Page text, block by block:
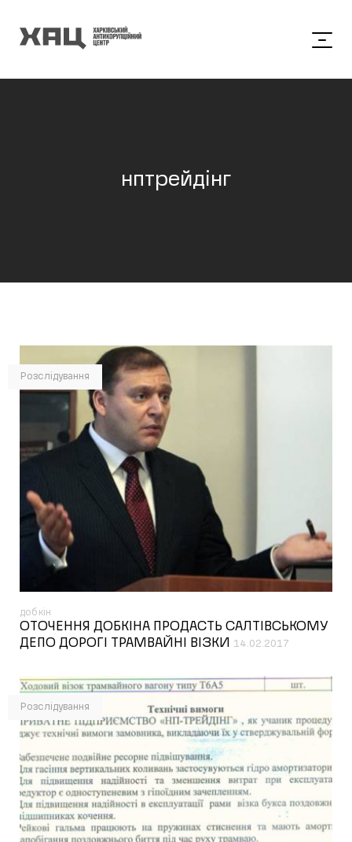
нптрейдінг
Розслідування
добкін
ОТОЧЕННЯ ДОБКІНА ПРОДАСТЬ САЛТІВСЬКОМУ
ДЕПО ДОРОГІ ТРАМВАЙНІ ВІЗКИ
14.02.2017
Розслідування